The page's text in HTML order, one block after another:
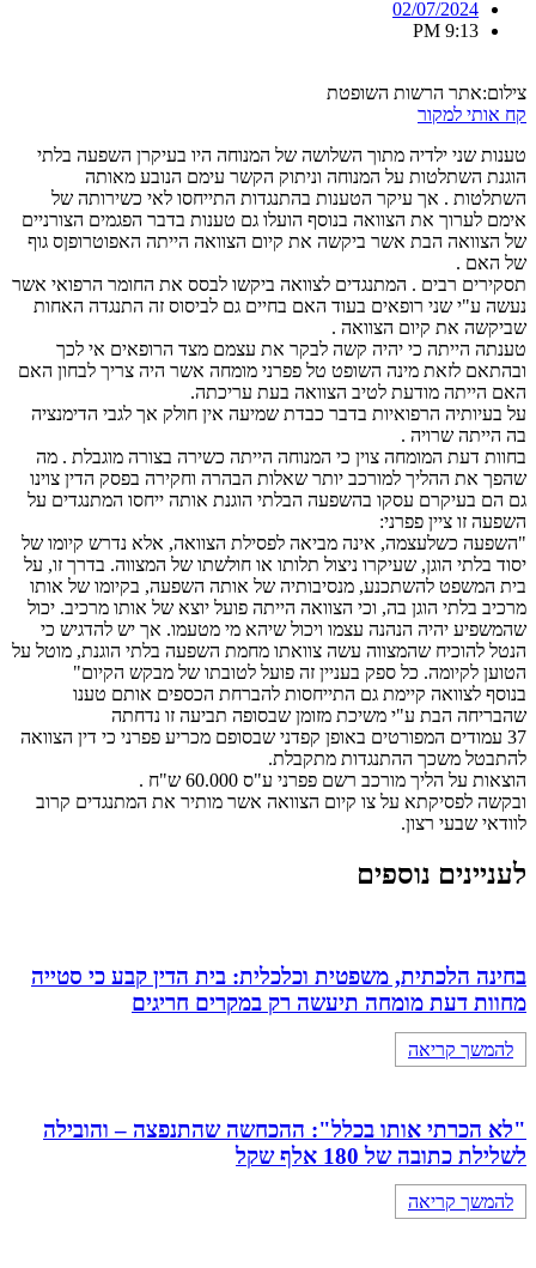
02/07/2024
9:13 PM
צילום:אתר הרשות השופטת
קח אותי למקור
טענות שני ילדיה מתוך השלושה של המנוחה היו בעיקרן השפעה בלתי
הוגנת השתלטות על המנוחה וניתוק הקשר עימם הנובע מאותה
השתלטות . אך עיקר הטענות בהתנגדות התייחסו לאי כשירותה של
אימם לערוך את הצוואה בנוסף הועלו גם טענות בדבר הפגמים הצורניים
של הצוואה הבת אשר ביקשה את קיום הצוואה הייתה האפוטרופןס גוף
של האם .
תסקירים רבים . המתנגדים לצוואה ביקשו לבסס את החומר הרפואי אשר
נעשה ע"י שני רופאים בעוד האם בחיים גם לביסוס זה התנגדה האחות
שביקשה את קיום הצוואה .
טענתה הייתה כי יהיה קשה לבקר את עצמם מצד הרופאים אי לכך
ובהתאם לזאת מינה השופט טל פפרני מומחה אשר היה צריך לבחון האם
האם הייתה מודעת לטיב הצוואה בעת עריכתה.
על בעיותיה הרפואיות בדבר כבדת שמיעה אין חולק אך לגבי הדימנציה
בה הייתה שרויה .
בחוות דעת המומחה צוין כי המנוחה הייתה כשירה בצורה מוגבלת . מה
שהפך את ההליך למורכב יותר שאלות הבהרה וחקירה בפסק הדין צוינו
גם הם בעיקרם עסקו בהשפעה הבלתי הוגנת אותה ייחסו המתנגדים על
השפעה זו ציין פפרני:
"השפעה כשלעצמה, אינה מביאה לפסילת הצוואה, אלא נדרש קיומו של
יסוד בלתי הוגן, שעיקרו ניצול תלותו או חולשתו של המצווה. בדרך זו, על
בית המשפט להשתכנע, מנסיבותיה של אותה השפעה, בקיומו של אותו
מרכיב בלתי הוגן בה, וכי הצוואה הייתה פועל יוצא של אותו מרכיב. יכול
שהמשפיע יהיה הנהנה עצמו ויכול שיהא מי מטעמו. אך יש להדגיש כי
הנטל להוכיח שהמצווה עשה צוואתו מחמת השפעה בלתי הוגנת, מוטל על
הטוען לקיומה. כל ספק בעניין זה פועל לטובתו של מבקש הקיום"
בנוסף לצוואה קיימת גם התייחסות להברחת הכספים אותם טענו
שהבריחה הבת ע"י משיכת מזומן שבסופה תביעה זו נדחתה
37 עמודים המפורטים באופן קפדני שבסופם מכריע פפרני כי דין הצוואה
להתבטל משכך ההתנגדות מתקבלת.
הוצאות על הליך מורכב רשם פפרני ע"ס 60.000 ש"ח .
ובקשה לפסיקתא על צו קיום הצוואה אשר מותיר את המתנגדים קרוב
לוודאי שבעי רצון.
לעניינים נוספים
בחינה הלכתית, משפטית וכלכלית: בית הדין קבע כי סטייה
מחוות דעת מומחה תיעשה רק במקרים חריגים
להמשך קריאה
"לא הכרתי אותו בכלל": ההכחשה שהתנפצה – והובילה
לשלילת כתובה של 180 אלף שקל
להמשך קריאה